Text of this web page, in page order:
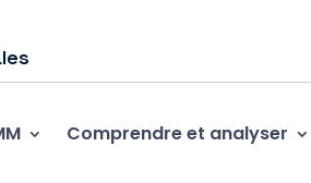
Comprendre et analyser